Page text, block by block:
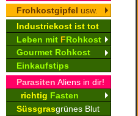
Frohkostgipfel usw.
Industriekost ist tot
Leben mit FRohkost
Gourmet Rohkost
Einkaufstips
Parasiten Aliens in dir!
richtig Fasten
Süssgrasgrünes Blut